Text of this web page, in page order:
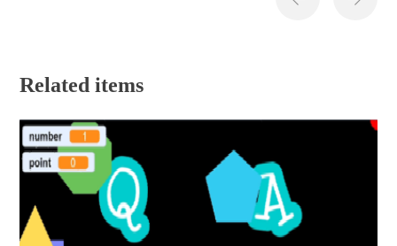
Related items